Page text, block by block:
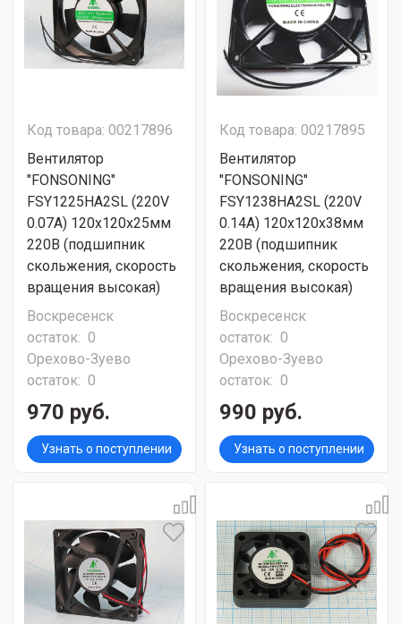
Код товара: 00217896
Вентилятор
"FONSONING"
FSY1225HA2SL (220V
0.07A) 120х120х25мм
220В (подшипник
скольжения, скорость
вращения высокая)
Воскресенск
остаток: 0
Орехово-Зуево
остаток: 0
970 руб.
Узнать о поступлении
Код товара: 00217895
Вентилятор
"FONSONING"
FSY1238HA2SL (220V
0.14A) 120х120х38мм
220В (подшипник
скольжения, скорость
вращения высокая)
Воскресенск
остаток: 0
Орехово-Зуево
остаток: 0
990 руб.
Узнать о поступлении